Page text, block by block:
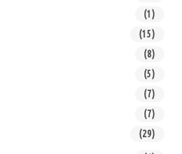
(1)
(15)
(8)
(5)
(7)
(7)
(29)